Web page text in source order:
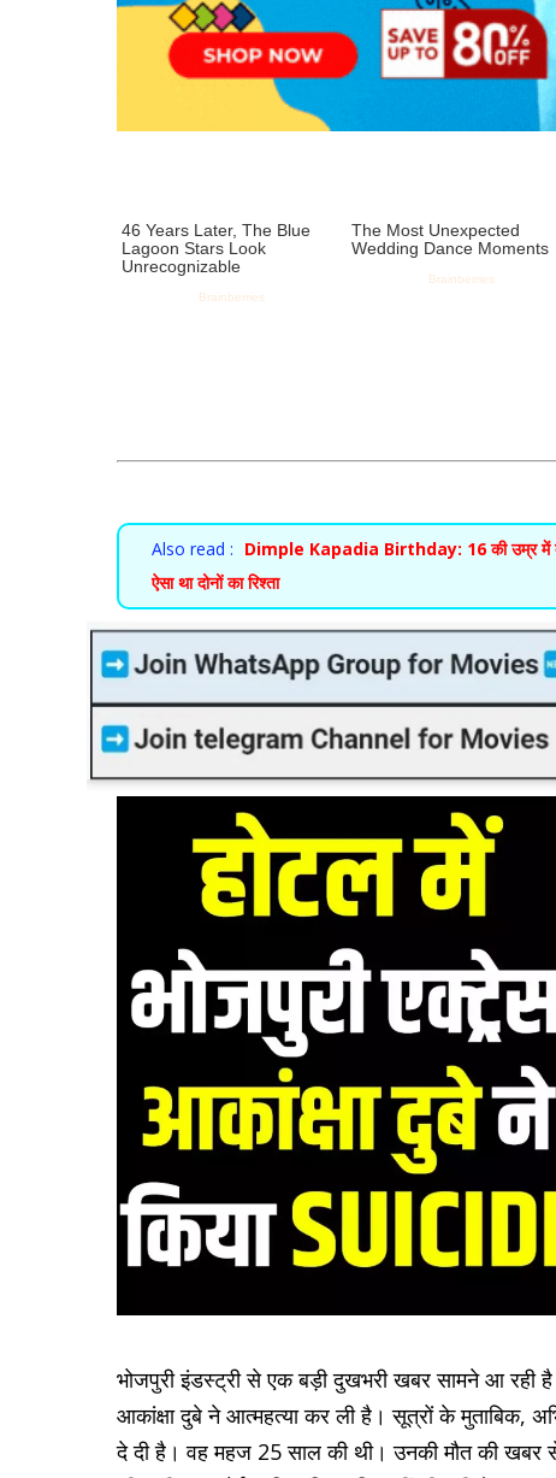
Also read : Dimple Kapadia Birthday: 16 की उम्र में
ऐसा था दोनों का रिश्ता
भोजपुरी इंडस्ट्री से एक बड़ी दुखभरी खबर सामने आ रही
आकांक्षा दुबे ने आत्महत्या कर ली है। सूत्रों के मुताबिक,
दे दी है। वह महज 25 साल की थी। उनकी मौत की